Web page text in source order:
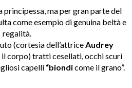
principessa, ma per gran parte del
come esempio di genuina beltà e
regalità.
(cortesia dell’attrice Audrey
il corpo) tratti cesellati, occhi scuri
capelli “biondicome il grano”.